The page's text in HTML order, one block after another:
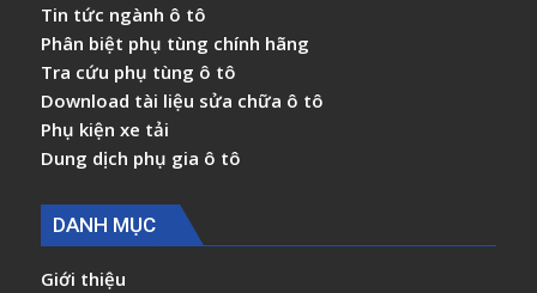
Tin tức ngành ô tô
Phân biệt phụ tùng chính hãng
Tra cứu phụ tùng ô tô
Download tài liệu sửa chữa ô tô
Phụ kiện xe tải
Dung dịch phụ gia ô tô
DANH MỤC
Giới thiệu